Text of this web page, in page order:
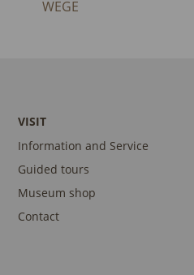
WEGE
VISIT
Information and Service
Guided tours
Museum shop
Contact